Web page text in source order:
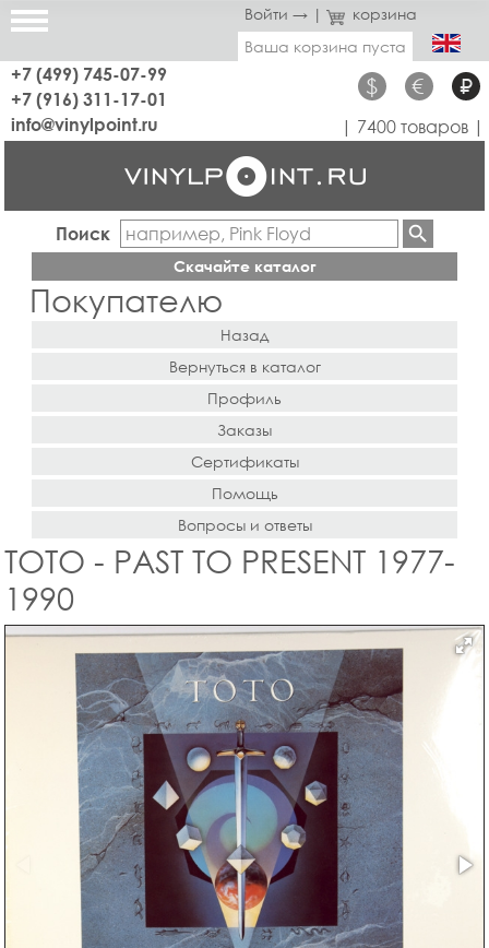
Войти → |
корзина
Ваша корзина пуста
+7 (499) 745-07-99
+7 (916) 311-17-01
$ € ₽
info@vinylpoint.ru | 7400 товаров |
Поиск
Скачайте каталог
Покупателю
Назад
Вернуться в каталог
Профиль
Заказы
Сертификаты
Помощь
Вопросы и ответы
TOTO - PAST TO PRESENT 1977-
1990